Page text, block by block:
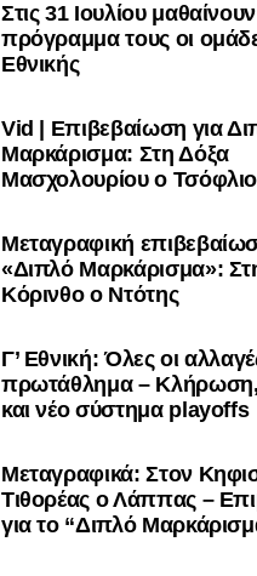
Στις 31 Ιουλίου
πρόγραμμα τους οι
Εθνικής
Vid | Επιβεβαίωση για
Μαρκάρισμα: Στη Δόξα
Μασχολουρίου ο
Μεταγραφική
«Διπλό Μαρκάρισμα»:
Κόρινθο ο Ντότης
Γ’ Εθνική: Όλες οι
πρωτάθλημα – Κλήρωση,
και νέο σύστημα playoffs
Μεταγραφικά: Στον
Τιθορέας ο Λάππας –
για το “Διπλό